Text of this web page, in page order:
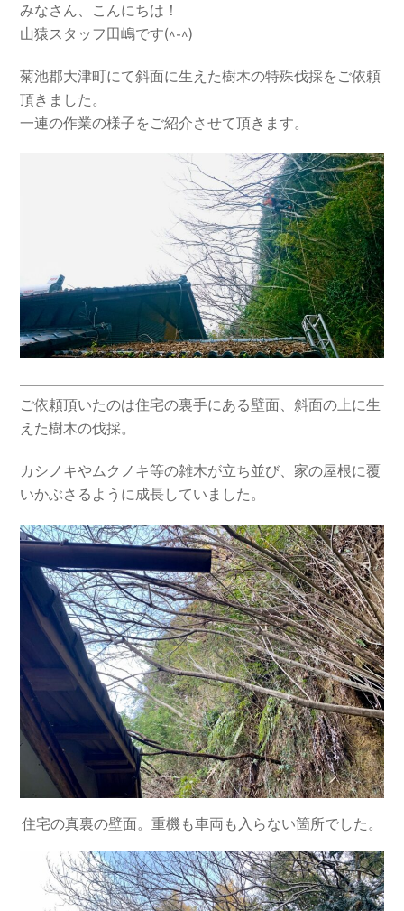
みなさん、こんにちは！
山猿スタッフ田嶋です(^-^)
菊池郡大津町にて斜面に生えた樹木の特殊伐採をご依頼
頂きました。
一連の作業の様子をご紹介させて頂きます。
ご依頼頂いたのは住宅の裏手にある壁面、斜面の上に生
えた樹木の伐採。
カシノキやムクノキ等の雑木が立ち並び、家の屋根に覆
いかぶさるように成長していました。
住宅の真裏の壁面。重機も車両も入らない箇所でした。